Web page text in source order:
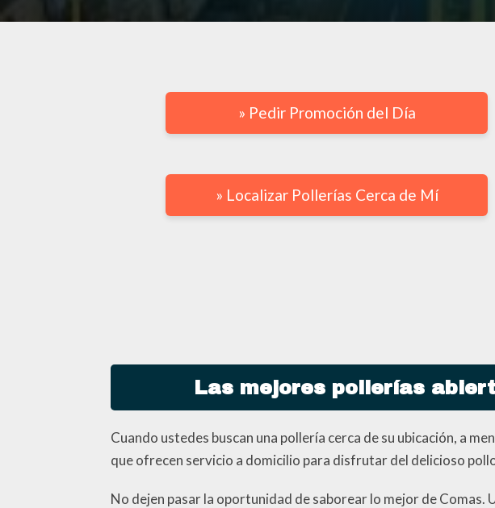
» Pedir Promoción del Día
» Localizar Pollerías Cerca de Mí
Las mejores pollerías
Cuando ustedes buscan una pollería cerca de su ubicación, a
que ofrecen servicio a domicilio para disfrutar del delicioso pollo
No dejen pasar la oportunidad de saborear lo mejor de